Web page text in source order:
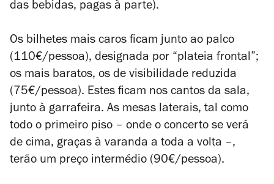
das bebidas, pagas à parte).
Os bilhetes mais caros ficam junto ao palco
(110€/pessoa), designada por “plateia frontal”;
os mais baratos, os de visibilidade reduzida
(75€/pessoa). Estes ficam nos cantos da sala,
junto à garrafeira. As mesas laterais, tal como
todo o primeiro piso – onde o concerto se verá
de cima, graças à varanda a toda a volta –,
terão um preço intermédio (90€/pessoa).